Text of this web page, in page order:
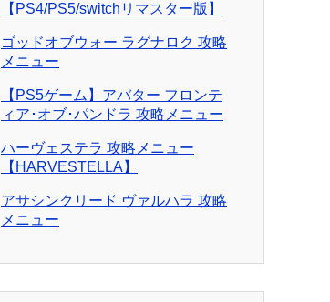
【PS4/PS5/switchリマスター版】
ゴッドオブウォー ラグナロク 攻略
メニュー
【PS5ゲーム】アバター フロンテ
ィア･オブ･パンドラ 攻略メニュー
ハーヴェステラ 攻略メニュー
【HARVESTELLA】
アサシンクリード ヴァルハラ 攻略
メニュー